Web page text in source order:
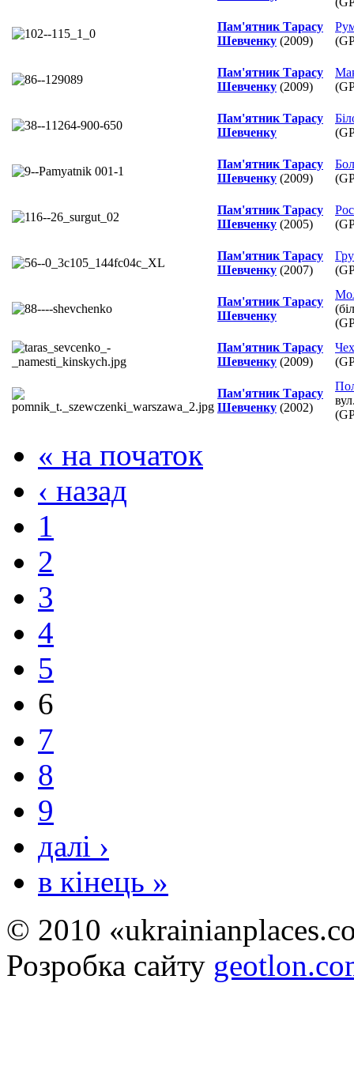
Пам'ятник Тарасу
Шевченку (2009)
Пам'ятник Тарасу
Шевченку (2009)
Пам'ятник Тарасу
Шевченку
Пам'ятник Тарасу
Шевченку (2009)
Пам'ятник Тарасу
Шевченку (2005)
Пам'ятник Тарасу
Шевченку (2007)
Пам'ятник Тарасу
Шевченку
Пам'ятник Тарасу
Шевченку (2009)
Пам'ятник Тарасу
Шевченку (2002)
« на початок
‹ назад
1
2
3
4
5
6
7
8
9
далі ›
в кінець »
© 2010
Розробка сайту